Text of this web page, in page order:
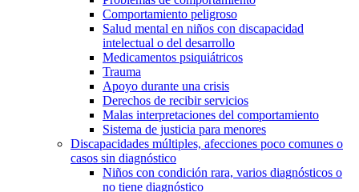
Comportamiento peligroso
Salud mental en niños con discapacidad
intelectual o del desarrollo
Medicamentos psiquiátricos
Trauma
Apoyo durante una crisis
Derechos de recibir servicios
Malas interpretaciones del comportamiento
Sistema de justicia para menores
Discapacidades múltiples, afecciones poco comunes o
casos sin diagnóstico
Niños con condición rara, varios diagnósticos o
no tiene diagnóstico